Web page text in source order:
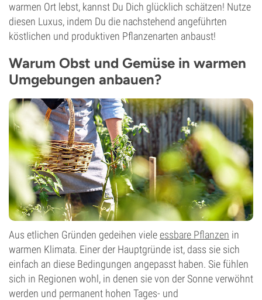
warmen Ort lebst, kannst Du Dich glücklich schätzen! Nutze
diesen Luxus, indem Du die nachstehend angeführten
köstlichen und produktiven Pflanzenarten anbaust!
Warum Obst und Gemüse in warmen
Umgebungen anbauen?
Aus etlichen Gründen gedeihen vieleessbare Pflanzen in
warmen Klimata. Einer der Hauptgründe ist, dass sie sich
einfach an diese Bedingungen angepasst haben. Sie fühlen
sich in Regionen wohl, in denen sie von der Sonne verwöhnt
werden und permanent hohen Tages- und